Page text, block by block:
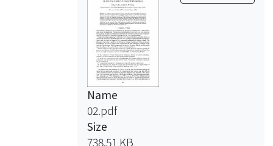
Name
02.pdf
Size
738.51 KB